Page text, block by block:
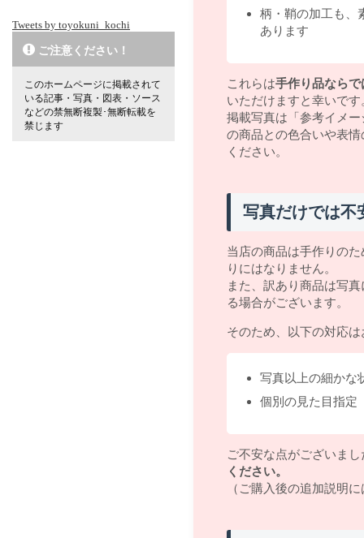
柄・鞘の加工も、
あります
これらは手作り品なら
いただけますと幸いです
掲載写真は「参考イメ
の商品との色合いや表
ください。
写真だけでは不
当店の商品は手作りの
りにはなりません。
また、訳あり商品は写
る場合がございます。
そのため、以下の対応
写真以上の細かな
個別の見た目指定
ご不安な点がございまし
ください。
（ご購入後の追加説明
Tweets by toyokuni_kochi
ご注意ください！
このホームページに掲載されて
いる記事・写真・図表・ソース
などの禁無断複製･無断転載を
禁じます